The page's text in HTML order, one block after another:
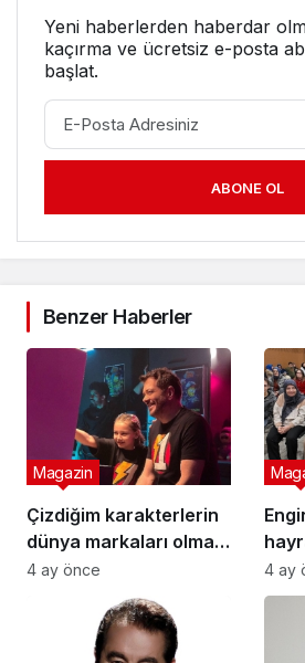
Yeni haberlerden haberdar
kaçırma ve ücretsiz e-posta
başlat.
ABONE OL
Benzer Haberler
Çizdiğim karakterlerin
dünya markaları olması
en büyük hedefim
Magazin
4 ay önce 4 ay